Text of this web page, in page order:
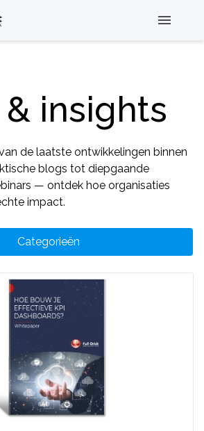
insights
de laatste ontwikkelingen binnen
blogs tot diepgaande
— ontdek hoe organisaties
impact.
Categorieën